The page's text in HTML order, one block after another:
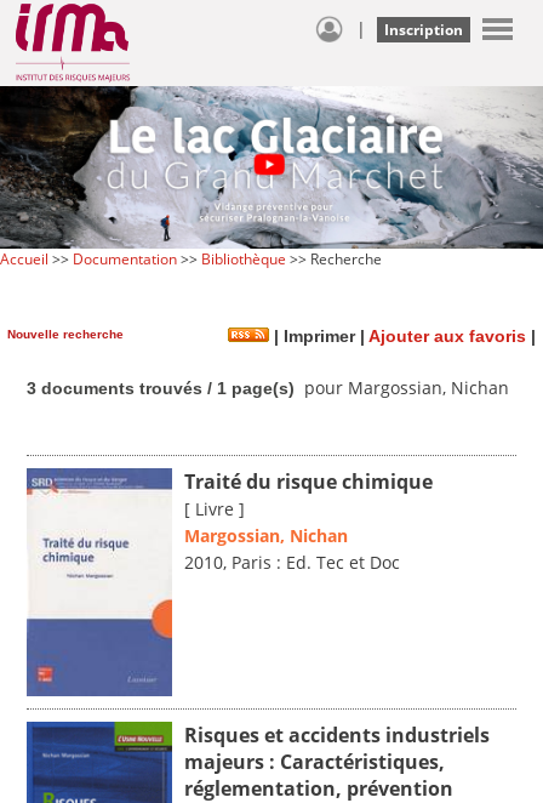
| Inscription
Accueil >> Documentation>> Bibliothèque >> Recherche
Nouvelle recherche | Imprimer| Ajouter aux favoris |
3 documents trouvés / 1 page(s) pour Margossian, Nichan
Traité du risque chimique
[ Livre ]
Margossian, Nichan
2010, Paris : Ed. Tec et Doc
Risques et accidents industriels
majeurs : Caractéristiques,
réglementation, prévention